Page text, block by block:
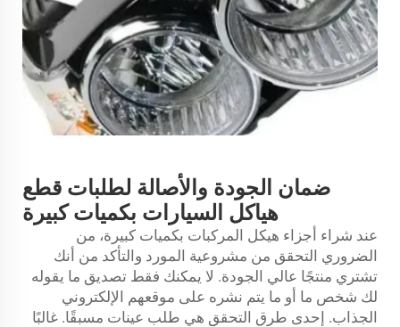
ضمان الجودة والأصالة لطلبات قطع
هياكل السيارات بكميات كبيرة
عند شراء أجزاء هيكل المركبات بكميات كبيرة، من
الضروري التحقق من مشروعية المورد والتأكد من أنك
تشتري منتجًا عالي الجودة. لا يمكنك فقط تصديق ما يقوله
لك شخص ما أو ما يتم نشره على موقعهم الإلكتروني
الجذاب. إحدى طرق التحقق هي طلب عينات مسبقًا. غالبًا